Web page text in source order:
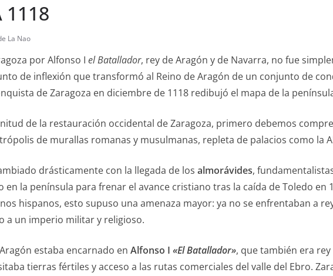
1118
La Nao
por Alfonso I el Batallador, rey de Aragón y de Navarra, no fue
de inflexión que transformó al Reino de Aragón de un conjunto de
de Zaragoza en diciembre de 1118 redibujó el mapa de la
de la restauración occidental de Zaragoza, primero debemos
de murallas romanas y musulmanas, repleta de palacios como la
drásticamente con la llegada de los almorávides,
en la península para frenar el avance cristiano tras la caída de Toledo en
hispanos, esto supuso una amenaza mayor: ya no se enfrentaban a
a un imperio militar y religioso.
estaba encarnado en Alfonso I «El Batallador», que también era
tierras fértiles y acceso a las rutas comerciales del valle del Ebro.